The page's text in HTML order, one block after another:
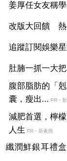
姜厚任女友稱
改版大回饋 熱
追蹤訂閱娛樂
肚腩一抓一大
腹部脂肪的「
囊，瘦出... PR・
減肥首選，檸
人生 PR・新素簡
纖潤鮮銀耳禮